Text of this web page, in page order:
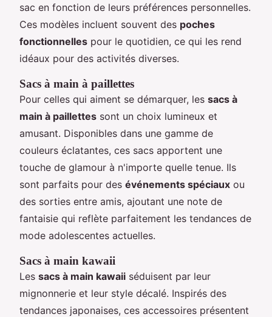
sac en fonction de leurs préférences personnelles.
Ces modèles incluent souvent des poches
fonctionnelles pour le quotidien, ce qui les rend
idéaux pour des activités diverses.
Sacs à main à paillettes
Pour celles qui aiment se démarquer, les sacs à
main à paillettes sont un choix lumineux et
amusant. Disponibles dans une gamme de
couleurs éclatantes, ces sacs apportent une
touche de glamour à n'importe quelle tenue. Ils
sont parfaits pour des événements spéciaux ou
des sorties entre amis, ajoutant une note de
fantaisie qui reflète parfaitement les tendances de
mode adolescentes actuelles.
Sacs à main kawaii
Les sacs à main kawaii séduisent par leur
mignonnerie et leur style décalé. Inspirés des
tendances japonaises, ces accessoires présentent